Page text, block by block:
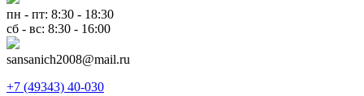
пн - пт: 8:30 - 18:30
сб - вс: 8:30 - 16:00
sansanich2008@mail.ru
+7 (49343) 40-030